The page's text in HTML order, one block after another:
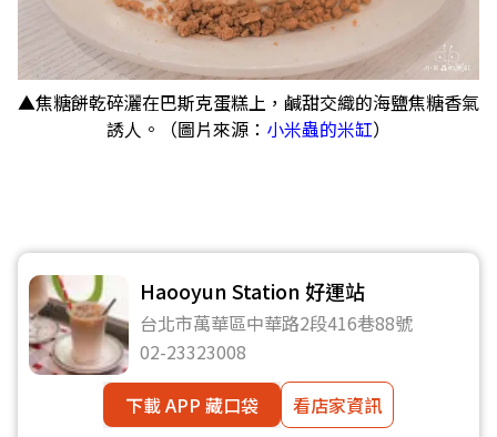
▲焦糖餅乾碎灑在巴斯克蛋糕上，鹹甜交織的海鹽焦糖香氣
誘人。（圖片來源： 小米蟲的米缸）
Haooyun Station 好運站
台北市萬華區中華路2段416巷88號
02-23323008
下載 APP 藏口袋
看店家資訊